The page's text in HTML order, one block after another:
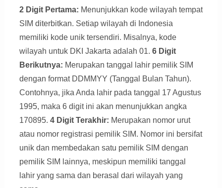
2 Digit Pertama: Menunjukkan kode wilayah tempat
SIM diterbitkan. Setiap wilayah di Indonesia
memiliki kode unik tersendiri. Misalnya, kode
wilayah untuk DKI Jakarta adalah 01. 6 Digit
Berikutnya: Merupakan tanggal lahir pemilik SIM
dengan format DDMMYY (Tanggal Bulan Tahun).
Contohnya, jika Anda lahir pada tanggal 17 Agustus
1995, maka 6 digit ini akan menunjukkan angka
170895. 4 Digit Terakhir: Merupakan nomor urut
atau nomor registrasi pemilik SIM. Nomor ini bersifat
unik dan membedakan satu pemilik SIM dengan
pemilik SIM lainnya, meskipun memiliki tanggal
lahir yang sama dan berasal dari wilayah yang